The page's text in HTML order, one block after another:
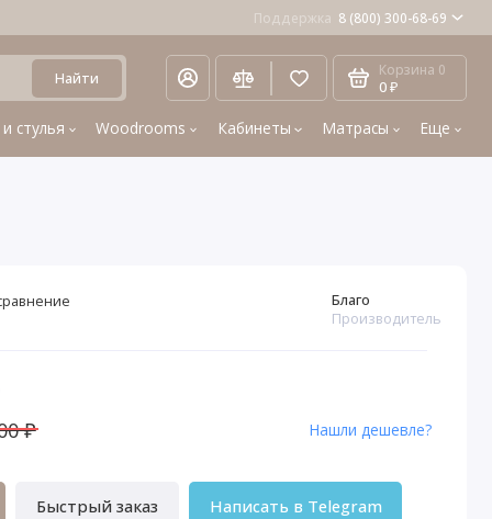
Поддержка 8 (800) 300-68-69
Найти Корзина 0
0 ₽
стулья Woodrooms Кабинеты Матрасы Еще
Благо
Производитель
₽
Быстрый заказ Написать в Telegram
Нашли дешевле?